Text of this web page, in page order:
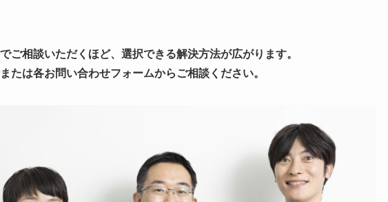
ご相談いただくほど、選択できる解決方法が広がります。
たは各お問い合わせフォームからご相談ください。